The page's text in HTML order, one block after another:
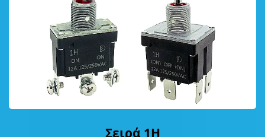
Σειρά 1H